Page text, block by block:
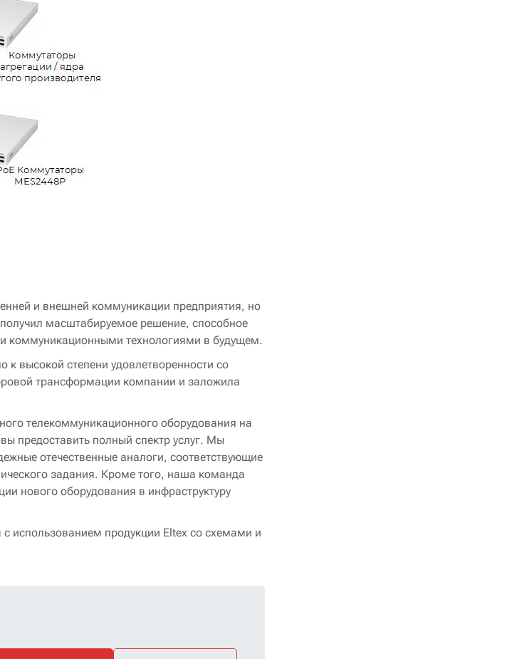
и внешней коммуникации предприятия, но
масштабируемое решение, способное
коммуникационными технологиями в будущем.
высокой степени удовлетворенности со
трансформации компании и заложила
телекоммуникационного оборудования на
предоставить полный спектр услуг. Мы
отечественные аналоги, соответствующие
задания. Кроме того, наша команда
нового оборудования в инфраструктуру
использованием продукции Eltex со схемами и